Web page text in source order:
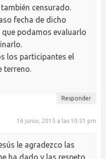
censurado.
fecha de dicho
podamos evaluarlo
los participantes el
terreno.
Responder
16 junio, 2015 a las 10:51 pm
le agradezco las
ha dado y las respeto